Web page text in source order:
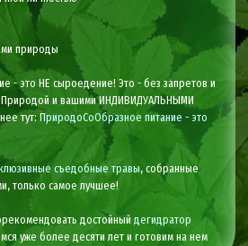
природы
- это НЕ сыроедение! Это - без запретов и
Природой и вашими ИНДИВИДУАЛЬНЫМИ
тут: ПриродоСоОбразное питание - это
съедобные травы, собранные
только самое лучшее!
достойныйдегидратор
уже более десяти лет и готовим на нем